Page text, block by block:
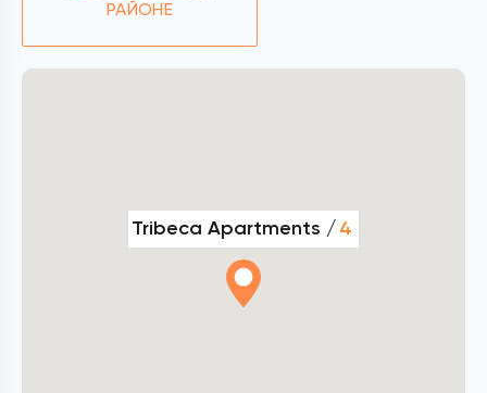
РАЙОНЕ
Tribeca Apartments / 4